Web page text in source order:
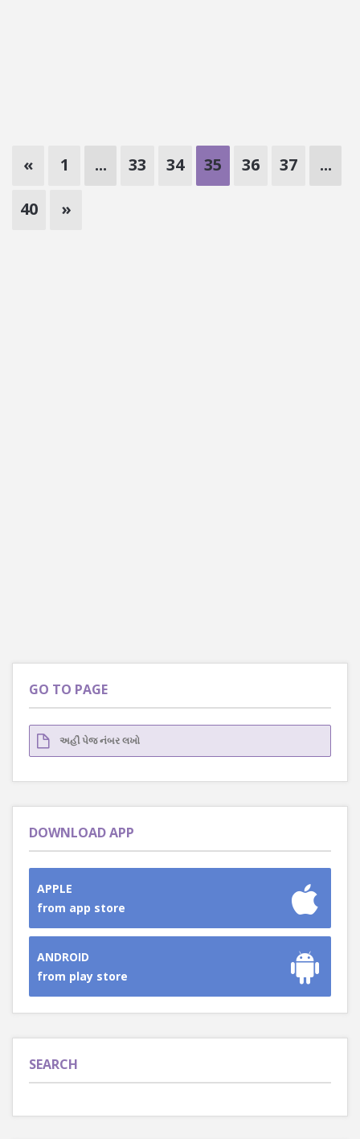
« 1 ... 33 34 35 36 37 ...
40 »
GO TO PAGE
DOWNLOAD APP
APPLE
from app store
ANDROID
from play store
SEARCH